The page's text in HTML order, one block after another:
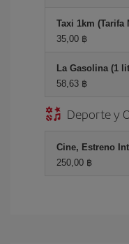
Taxi 1km (Tarifa
35,00 ฿
La Gasolina (1
58,63 ฿
Deporte y
Cine, Estreno
250,00 ฿